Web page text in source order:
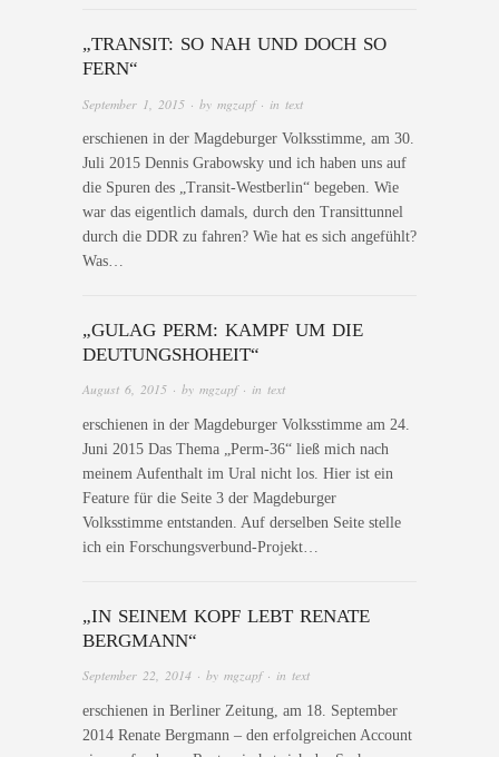
„TRANSIT: SO NAH UND DOCH SO
FERN“
September 1, 2015 · by mgzapf· in text
erschienen in der Magdeburger Volksstimme, am 30.
Juli 2015 Dennis Grabowsky und ich haben uns auf
die Spuren des „Transit-Westberlin“ begeben. Wie
war das eigentlich damals, durch den Transittunnel
durch die DDR zu fahren? Wie hat es sich angefühlt?
Was…
„GULAG PERM: KAMPF UM DIE
DEUTUNGSHOHEIT“
August 6, 2015 · by mgzapf· in text
erschienen in der Magdeburger Volksstimme am 24.
Juni 2015 Das Thema „Perm-36“ ließ mich nach
meinem Aufenthalt im Ural nicht los. Hier ist ein
Feature für die Seite 3 der Magdeburger
Volksstimme entstanden. Auf derselben Seite stelle
ich ein Forschungsverbund-Projekt…
„IN SEINEM KOPF LEBT RENATE
BERGMANN“
September 22, 2014 · by mgzapf· in text
erschienen in Berliner Zeitung, am 18. September
2014 Renate Bergmann – den erfolgreichen Account